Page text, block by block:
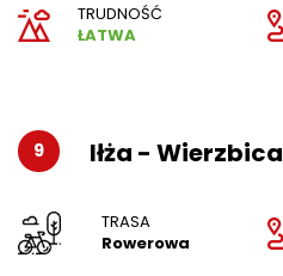
TRUDNOŚĆ
ŁATWA
9 Iłża - Wierzbica
TRASA
Rowerowa